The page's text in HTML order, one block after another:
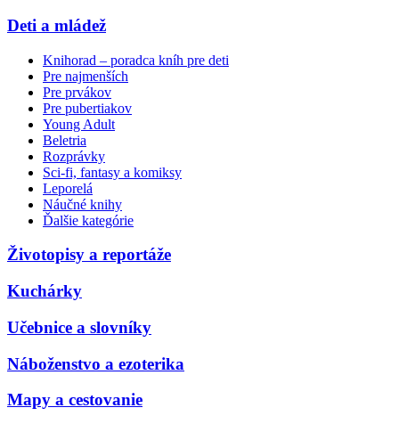
Deti a mládež
Knihorad – poradca kníh pre deti
Pre najmenších
Pre prvákov
Pre pubertiakov
Young Adult
Beletria
Rozprávky
Sci-fi, fantasy a komiksy
Leporelá
Náučné knihy
Ďalšie kategórie
Životopisy a reportáže
Kuchárky
Učebnice a slovníky
Náboženstvo a ezoterika
Mapy a cestovanie